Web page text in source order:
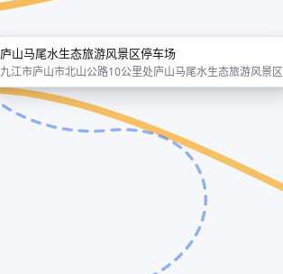
庐山马尾水生态旅游风景区停车场
九江市庐山市北山公路10公里处庐山马尾水生态旅游风景区